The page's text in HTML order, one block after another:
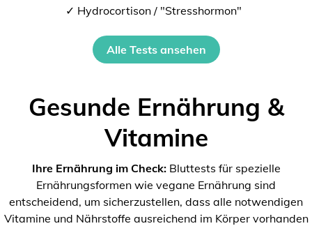
✓ Hydrocortison / "Stresshormon"
Alle Tests ansehen
Gesunde Ernährung &
Vitamine
Ihre Ernährung im Check:Bluttests für spezielle
Ernährungsformen wie vegane Ernährung sind
entscheidend, um sicherzustellen, dass alle notwendigen
Vitamine und Nährstoffe ausreichend im Körper vorhanden